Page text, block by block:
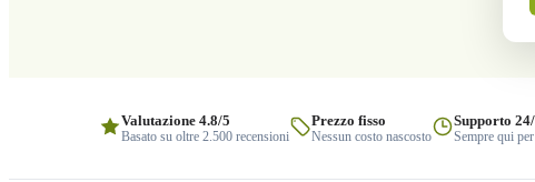
Valutazione 4.8/5
Basato su oltre 2.500 recensioni
Prezzo fisso
Nessun costo nascosto
Supporto
Sempre qui